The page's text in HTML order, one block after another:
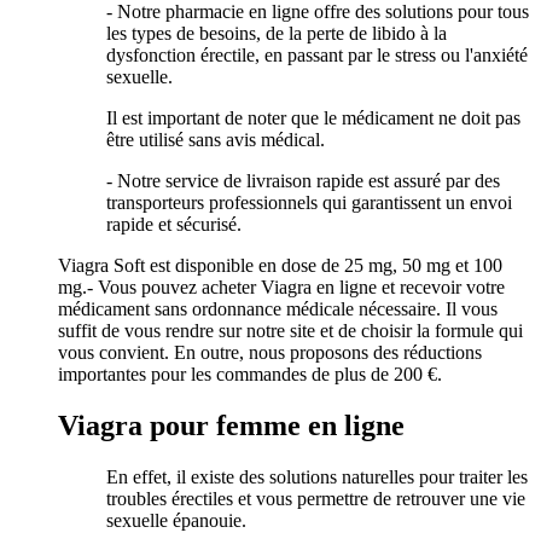
- Notre pharmacie en ligne offre des solutions pour tous
les types de besoins, de la perte de libido à la
dysfonction érectile, en passant par le stress ou l'anxiété
sexuelle.
Il est important de noter que le médicament ne doit pas
être utilisé sans avis médical.
- Notre service de livraison rapide est assuré par des
transporteurs professionnels qui garantissent un envoi
rapide et sécurisé.
Viagra Soft est disponible en dose de 25 mg, 50 mg et 100
mg.- Vous pouvez acheter Viagra en ligne et recevoir votre
médicament sans ordonnance médicale nécessaire. Il vous
suffit de vous rendre sur notre site et de choisir la formule qui
vous convient. En outre, nous proposons des réductions
importantes pour les commandes de plus de 200 €.
Viagra pour femme en ligne
En effet, il existe des solutions naturelles pour traiter les
troubles érectiles et vous permettre de retrouver une vie
sexuelle épanouie.